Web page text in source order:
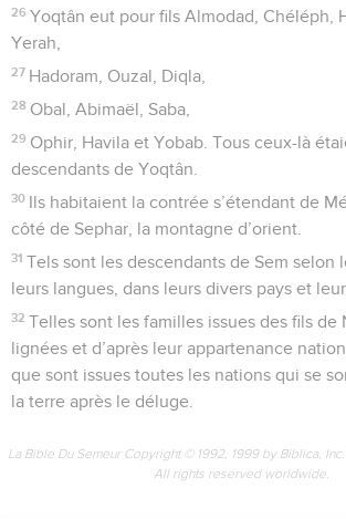
26 Yoqtân eut pour fils Almodad, Chéléph,
Yerah,
27 Hadoram, Ouzal, Diqla,
28 Obal, Abimaël, Saba,
29 Ophir, Havila et Yobab. Tous ceux-là
descendants de Yoqtân.
30 Ils habitaient la contrée s’étendant de
côté de Sephar, la montagne d’orient.
31 Tels sont les descendants de Sem selon
leurs langues, dans leurs divers pays et
32 Telles sont les familles issues des fils de
lignées et d’après leur appartenance
que sont issues toutes les nations qui se
la terre après le déluge.
La Bible Du Semeur Copyright © 1992, 1999 by Biblica,
All rights reserved worldwide.